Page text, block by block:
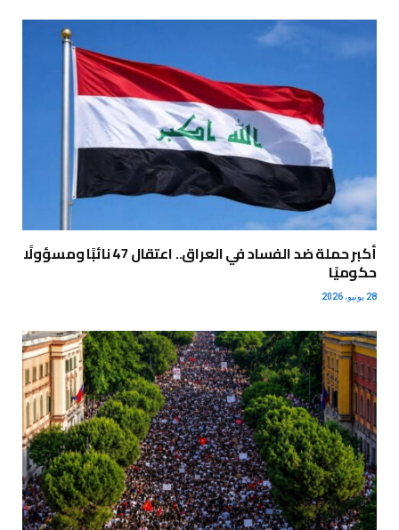
أكبر حملة ضد الفساد في العراق.. اعتقال 47 نائبًا ومسؤولًا
حكوميًا
28 يونيو، 2026